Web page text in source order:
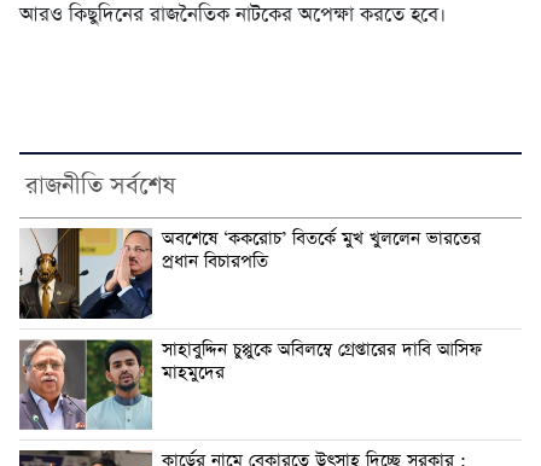
আরও কিছুদিনের রাজনৈতিক নাটকের অপেক্ষা করতে হবে।
রাজনীতি সর্বশেষ
অবশেষে ‘ককরোচ’ বিতর্কে মুখ খুললেন ভারতের
প্রধান বিচারপতি
সাহাবুদ্দিন চুপ্পুকে অবিলম্বে গ্রেপ্তারের দাবি আসিফ
মাহমুদের